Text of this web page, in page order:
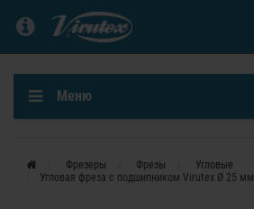
Меню
Фрезеры Фрезы
Угловые
Угловая фреза с подшипником Virutex Ø 25 мм